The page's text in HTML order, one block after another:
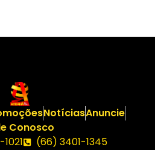
NotíciasAnuncie
Conosco
(66) 3401-1345